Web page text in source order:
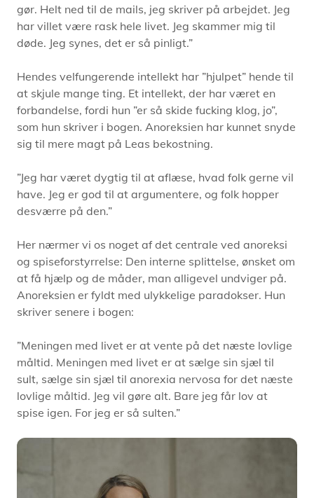
gør. Helt ned til de mails, jeg skriver på arbejdet. Jeg
har villet være rask hele livet. Jeg skammer mig til
døde. Jeg synes, det er så pinligt.”
Hendes velfungerende intellekt har ”hjulpet” hende til
at skjule mange ting. Et intellekt, der har været en
forbandelse, fordi hun ”er så skide fucking klog, jo”,
som hun skriver i bogen. Anoreksien har kunnet snyde
sig til mere magt på Leas bekostning.
”Jeg har været dygtig til at aflæse, hvad folk gerne vil
have. Jeg er god til at argumentere, og folk hopper
desværre på den.”
Her nærmer vi os noget af det centrale ved anoreksi
og spiseforstyrrelse: Den interne splittelse, ønsket om
at få hjælp og de måder, man alligevel undviger på.
Anoreksien er fyldt med ulykkelige paradokser. Hun
skriver senere i bogen:
”Meningen med livet er at vente på det næste lovlige
måltid. Meningen med livet er at sælge sin sjæl til
sult, sælge sin sjæl til anorexia nervosa for det næste
lovlige måltid. Jeg vil gøre alt. Bare jeg får lov at
spise igen. For jeg er så sulten.”